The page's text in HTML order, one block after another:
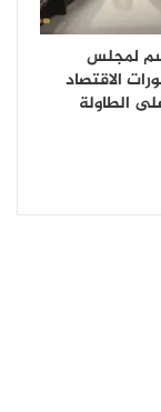
لمجلس
الاقتصاد
الطاولة